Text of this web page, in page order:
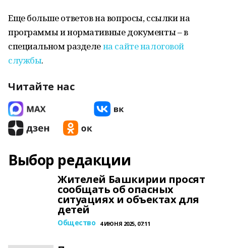
Еще больше ответов на вопросы, ссылки на
программы и нормативные документы – в
специальном разделена сайте налоговой
службы.
Читайте нас
Выбор редакции
Жителей Башкирии просят
сообщать об опасных
ситуациях и объектах для
детей
Общество 4 ИЮНЯ 2025, 07:11